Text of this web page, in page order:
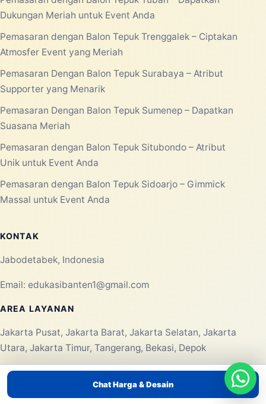
Chat Harga & Desain
Dukungan Meriah untuk Event Anda
Pemasaran dengan Balon Tepuk Trenggalek – Ciptakan
Atmosfer Event yang Meriah
Pemasaran Dengan Balon Tepuk Surabaya – Atribut
Supporter yang Menarik
Pemasaran Dengan Balon Tepuk Sumenep – Dapatkan
Suasana Meriah
Pemasaran dengan Balon Tepuk Situbondo – Atribut
Unik untuk Event Anda
Pemasaran dengan Balon Tepuk Sidoarjo – Gimmick
Massal untuk Event Anda
KONTAK
Jabodetabek, Indonesia
Email: edukasibanten1@gmail.com
AREA LAYANAN
Jakarta Pusat, Jakarta Barat, Jakarta Selatan, Jakarta
Utara, Jakarta Timur, Tangerang, Bekasi, Depok